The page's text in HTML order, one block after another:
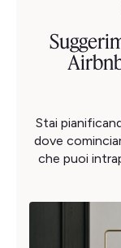
Stai
dove
che puoi